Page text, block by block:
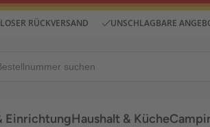
RÜCKVERSAND UNSCHLAGBARE
EinrichtungHaushalt & Küche